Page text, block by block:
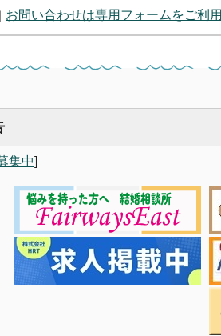
お問い合わせは専用フォームをご利
集中]